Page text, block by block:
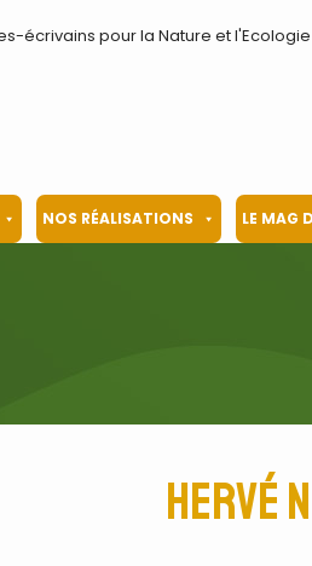
écrivains pour la Nature et l'Ecologie
NOS RÉALISATIONS LE MAG
Hervé